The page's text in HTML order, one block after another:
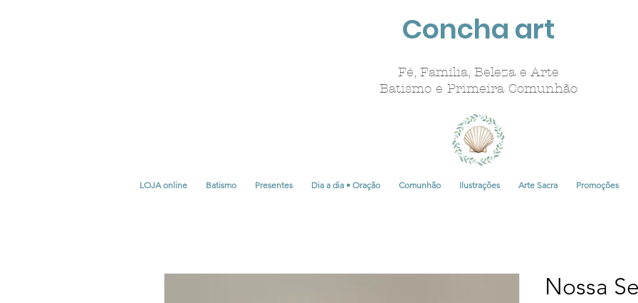
Concha art
Fé, Família, Beleza e Arte
Batismo e Primeira Comunhão
LOJA online Batismo Presentes Dia a dia • Oração Comunhão Ilustrações Arte Sacra Promoções
Nossa